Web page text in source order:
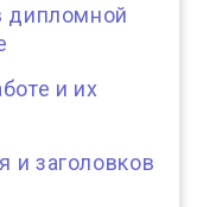
дипломной
и их
заголовков